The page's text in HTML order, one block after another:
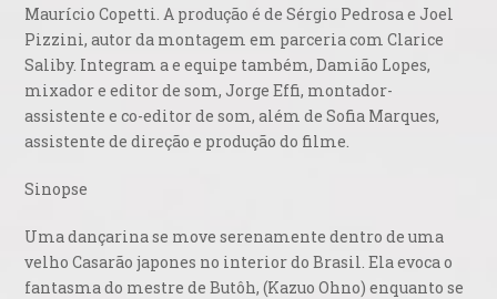
Maurício Copetti. A produção é de Sérgio Pedrosa e Joel
Pizzini, autor da montagem em parceria com Clarice
Saliby. Integram a e equipe também, Damião Lopes,
mixador e editor de som, Jorge Effi, montador-
assistente e co-editor de som, além de Sofia Marques,
assistente de direção e produção do filme.
Sinopse
Uma dançarina se move serenamente dentro de uma
velho Casarão japones no interior do Brasil. Ela evoca o
fantasma do mestre de Butôh, (Kazuo Ohno) enquanto se